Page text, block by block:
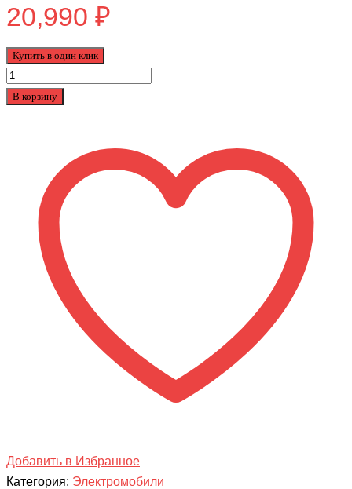
20,990 ₽
Купить в один клик
Количество
товара
Красный
В корзину
Добавить в Избранное
Категория: Электромобили